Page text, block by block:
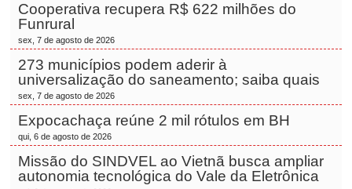
Cooperativa recupera R$ 622 milhões do
Funrural
sex, 7 de agosto de 2026
273 municípios podem aderir à
universalização do saneamento; saiba quais
sex, 7 de agosto de 2026
Expocachaça reúne 2 mil rótulos em BH
qui, 6 de agosto de 2026
Missão do SINDVEL ao Vietnã busca ampliar
autonomia tecnológica do Vale da Eletrônica